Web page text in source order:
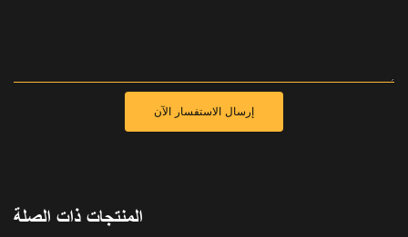
إرسال الاستفسار الآن
المنتجات ذات الصلة